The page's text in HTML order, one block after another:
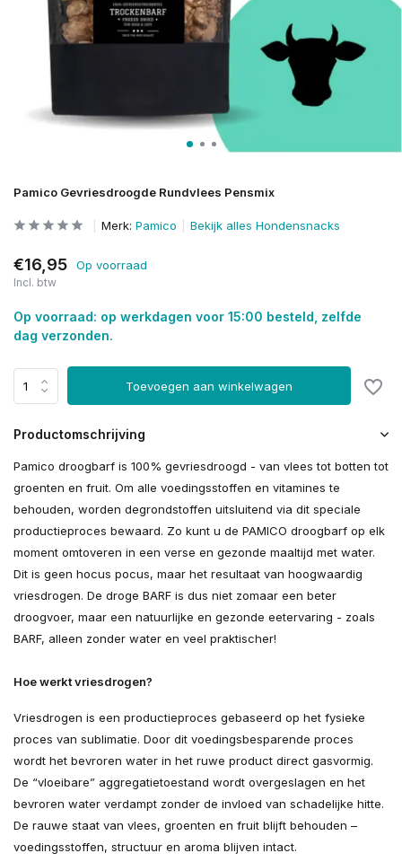
Pamico Gevriesdroogde Rundvlees Pensmix
Merk: Pamico Bekijk alles Hondensnacks
€16,95 Op voorraad
Incl. btw
Op voorraad: op werkdagen voor 15:00 besteld, zelfde
dag verzonden.
Toevoegen aan winkelwagen
Productomschrijving
Pamico droogbarf is 100% gevriesdroogd - van vlees tot botten tot
groenten en fruit. Om alle voedingsstoffen en vitamines te
behouden, worden degrondstoffen uitsluitend via dit speciale
productieproces bewaard. Zo kunt u de PAMICO droogbarf op elk
moment omtoveren in een verse en gezonde maaltijd met water.
Dit is geen hocus pocus, maar het resultaat van hoogwaardig
vriesdrogen. De droge BARF is dus niet zomaar een beter
droogvoer, maar een natuurlijke en gezonde eetervaring - zoals
BARF, alleen zonder water en veel praktischer!
Hoe werkt vriesdrogen?
Vriesdrogen is een productieproces gebaseerd op het fysieke
proces van sublimatie. Door dit voedingsbesparende proces
wordt het bevroren water in het ruwe product direct gasvormig.
De “vloeibare” aggregatietoestand wordt overgeslagen en het
bevroren water verdampt zonder de invloed van schadelijke hitte.
De rauwe staat van vlees, groenten en fruit blijft behouden –
voedingsstoffen, structuur en aroma blijven intact.